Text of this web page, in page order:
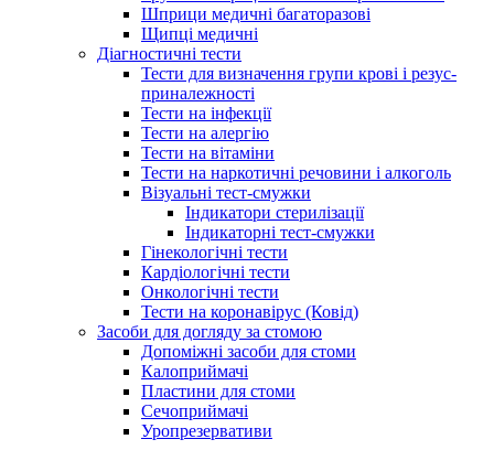
Шприци медичні багаторазові
Щипці медичні
Діагностичні тести
Тести для визначення групи крові і резус-
приналежності
Тести на інфекції
Тести на алергію
Тести на вітаміни
Тести на наркотичні речовини і алкоголь
Візуальні тест-смужки
Індикатори стерилізації
Індикаторні тест-смужки
Гінекологічні тести
Кардіологічні тести
Онкологічні тести
Тести на коронавірус (Ковід)
Засоби для догляду за стомою
Допоміжні засоби для стоми
Калоприймачі
Пластини для стоми
Сечоприймачі
Уропрезервативи